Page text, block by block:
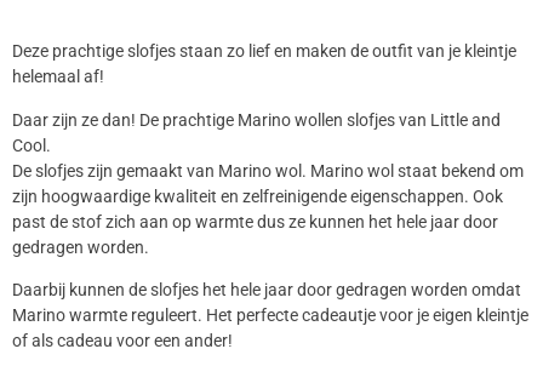
Deze prachtige slofjes staan zo lief en maken de outfit van je kleintje
helemaal af!
Daar zijn ze dan! De prachtige Marino wollen slofjes van Little and
Cool.
De slofjes zijn gemaakt van Marino wol. Marino wol staat bekend om
zijn hoogwaardige kwaliteit en zelfreinigende eigenschappen. Ook
past de stof zich aan op warmte dus ze kunnen het hele jaar door
gedragen worden.
Daarbij kunnen de slofjes het hele jaar door gedragen worden omdat
Marino warmte reguleert. Het perfecte cadeautje voor je eigen kleintje
of als cadeau voor een ander!